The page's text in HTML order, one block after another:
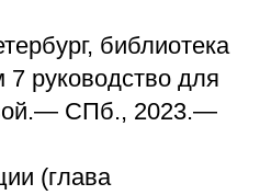
библиотека
7 руководство для
СПб., 2023.—
(глава